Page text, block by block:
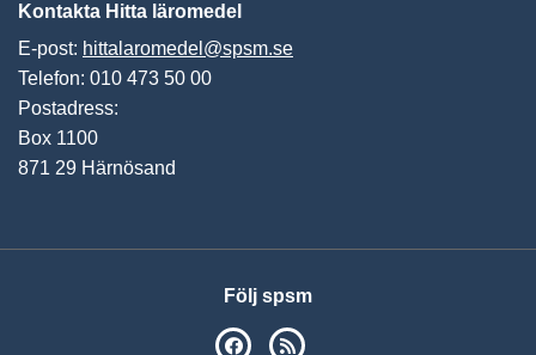
Kontakta Hitta läromedel
E-post: hittalaromedel@spsm.se
Telefon: 010 473 50 00
Postadress:
Box 1100
871 29 Härnösand
Följ spsm
SPSM på Facebook